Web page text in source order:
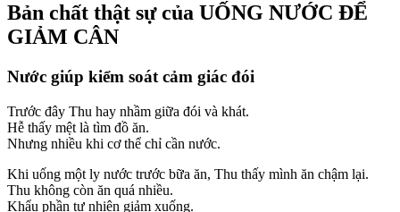
Bản chất thật sự của UỐNG NƯỚC ĐỂ
GIẢM CÂN
Nước giúp kiểm soát cảm giác đói
Trước đây Thu hay nhầm giữa đói và khát.
Hễ thấy mệt là tìm đồ ăn.
Nhưng nhiều khi cơ thể chỉ cần nước.
Khi uống một ly nước trước bữa ăn, Thu thấy mình ăn chậm lại.
Thu không còn ăn quá nhiều.
Khẩu phần tự nhiên giảm xuống.